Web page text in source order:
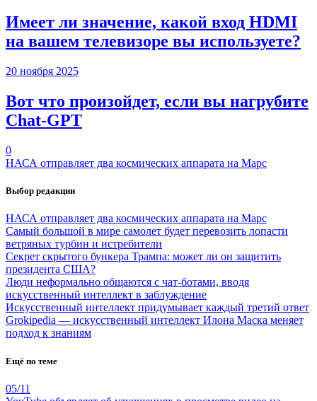
Имеет ли значение, какой вход HDMI
на вашем телевизоре вы используете?
20 ноября 2025
Вот что произойдет, если вы нагрубите
Chаt-GPT
0
НАСА отправляет два космических аппарата на Марс
Выбор редакции
НАСА отправляет два космических аппарата на Марс
Самый большой в мире самолет будет перевозить лопасти
ветряных турбин и истребители
Секрет скрытого бункера Трампа: может ли он защитить
президента США?
Люди неформально общаются с чат-ботами, вводя
искусственный интеллект в заблуждение
Искусственный интеллект придумывает каждый третий ответ
Grokipedia — искусственный интеллект Илона Маска меняет
подход к знаниям
Ещё по теме
05/11